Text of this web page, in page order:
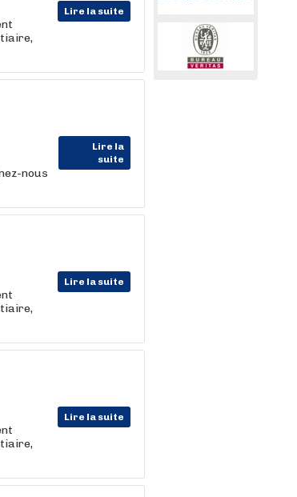
Lire la suite
Lire la
suite
nous
Lire la suite
Lire la suite